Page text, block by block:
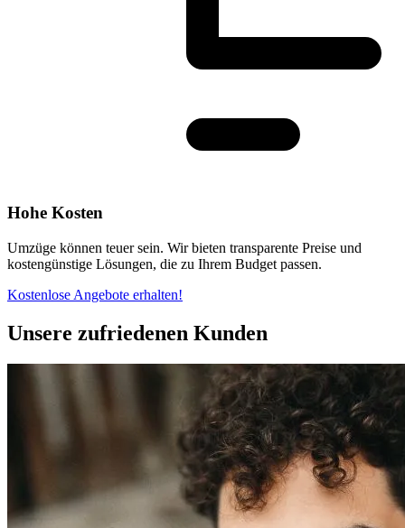
Hohe Kosten
Umzüge können teuer sein. Wir bieten transparente Preise und
kostengünstige Lösungen, die zu Ihrem Budget passen.
Kostenlose Angebote erhalten!
Unsere zufriedenen Kunden